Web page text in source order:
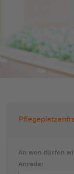
An wen dürfen
Anrede: